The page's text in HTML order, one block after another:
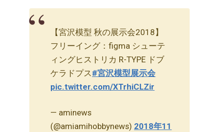
【宮沢模型 秋の展示会2018】
フリーイング：figma シューテ
ィングヒストリカ R-TYPE ドブ
ケラドプス #宮沢模型展示会
pic.twitter.com/XTrhiCLZir
— aminews
(@amiamihobbynews) 2018年11